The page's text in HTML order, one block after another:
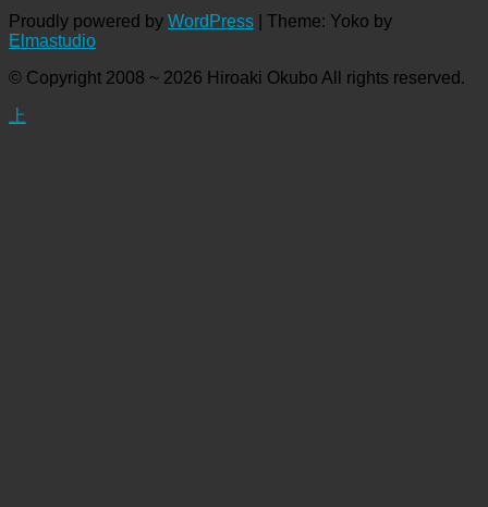
Proudly powered by WordPress
Theme: Yoko by
Elmastudio
© Copyright 2008 ~ 2026 Hiroaki Okubo All rights reserved.
上